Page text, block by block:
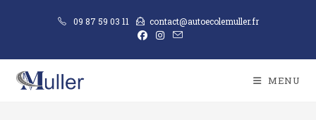
09 87 59 03 11 contact@autoecolemuller.fr
MENU